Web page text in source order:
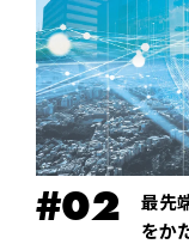
最先
をか